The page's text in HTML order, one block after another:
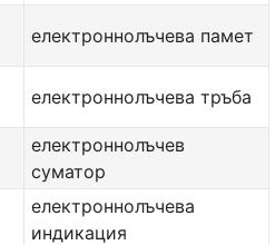
електроннолъчева памет
електроннолъчева тръба
електроннолъчев
суматор
електроннолъчева
индикация